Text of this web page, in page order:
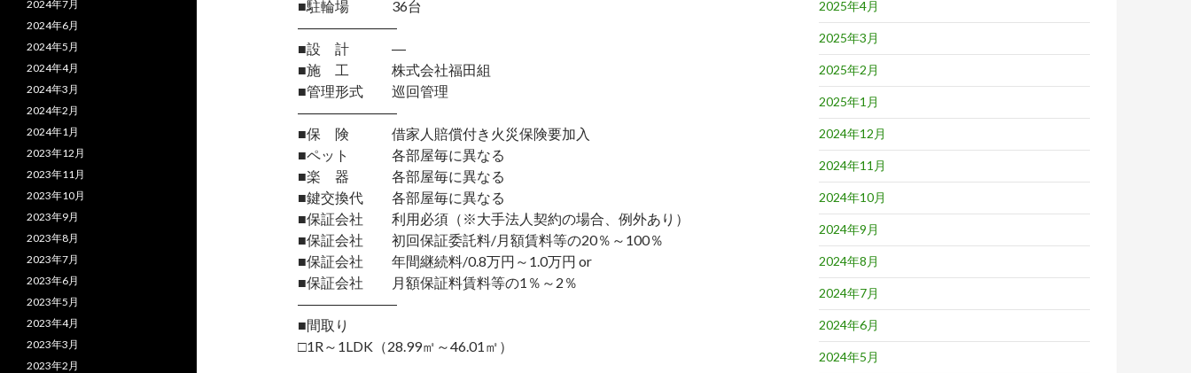
■駐輪場 36台
―――――――
■設 計 ―
■施 工 株式会社福田組
■管理形式 巡回管理
―――――――
■保 険 借家人賠償付き火災保険要加入
■ペット 各部屋毎に異なる
■楽 器 各部屋毎に異なる
■鍵交換代 各部屋毎に異なる
■保証会社 利用必須（※大手法人契約の場合、例外あり）
■保証会社 初回保証委託料/月額賃料等の20％～100％
■保証会社 年間継続料/0.8万円～1.0万円 or
■保証会社 月額保証料賃料等の1％～2％
―――――――
■間取り
□1R～1LDK（28.99㎡～46.01㎡）
2025年4月
2025年3月
2025年2月
2025年1月
2024年12月
2024年11月
2024年10月
2024年9月
2024年8月
2024年7月
2024年6月
2024年5月
2024年7月
2024年6月
2024年5月
2024年4月
2024年3月
2024年2月
2024年1月
2023年12月
2023年11月
2023年10月
2023年9月
2023年8月
2023年7月
2023年6月
2023年5月
2023年4月
2023年3月
2023年2月